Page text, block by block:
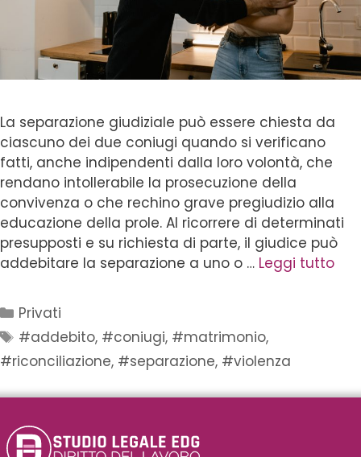
La separazione giudiziale può essere chiesta da
ciascuno dei due coniugi quando si verificano
fatti, anche indipendenti dalla loro volontà, che
rendano intollerabile la prosecuzione della
convivenza o che rechino grave pregiudizio alla
educazione della prole. Al ricorrere di determinati
presupposti e su richiesta di parte, il giudice può
addebitare la separazione a uno o … Leggi tutto
Privati
#addebito, #coniugi, #matrimonio,
#riconciliazione, #separazione, #violenza